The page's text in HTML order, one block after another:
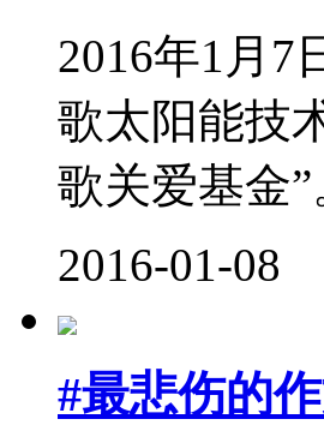
2016年1月7
歌太阳能技
歌关爱基金”
2016-01-08
#最悲伤的